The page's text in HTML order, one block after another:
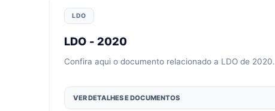
LDO
LDO - 2020
Confira aqui o documento relacionado a LDO de 2020.
VER DETALHES E DOCUMENTOS